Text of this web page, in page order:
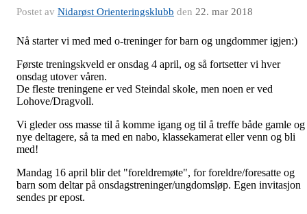
Postet av Nidarøst Orienteringsklubb den 22. mar 2018
Nå starter vi med med o-treninger for barn og ungdommer igjen:)
Første treningskveld er onsdag 4 april, og så fortsetter vi hver
onsdag utover våren.
De fleste treningene er ved Steindal skole, men noen er ved
Lohove/Dragvoll.
Vi gleder oss masse til å komme igang og til å treffe både gamle og
nye deltagere, så ta med en nabo, klassekamerat eller venn og bli
med!
Mandag 16 april blir det "foreldremøte", for foreldre/foresatte og
barn som deltar på onsdagstreninger/ungdomsløp. Egen invitasjon
sendes pr epost.